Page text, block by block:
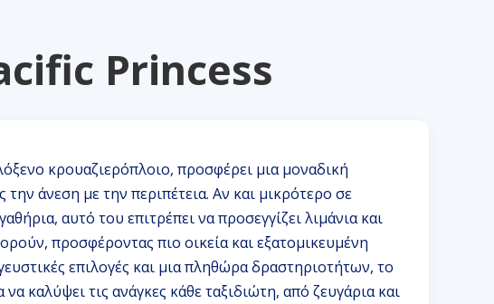
Princess
κρουαζιερόπλοιο, προσφέρει μια μοναδική
άνεση με την περιπέτεια. Αν και μικρότερο σε
αυτό του επιτρέπει να προσεγγίζει λιμάνια και
προσφέροντας πιο οικεία και εξατομικευμένη
επιλογές και μια πληθώρα δραστηριοτήτων, το
καλύψει τις ανάγκες κάθε ταξιδιώτη, από ζευγάρια και